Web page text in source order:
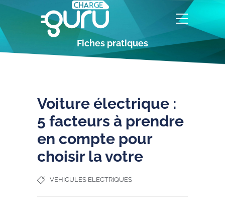
Fiches pratiques
Voiture électrique :
5 facteurs à prendre
en compte pour
choisir la votre
VEHICULES ELECTRIQUES